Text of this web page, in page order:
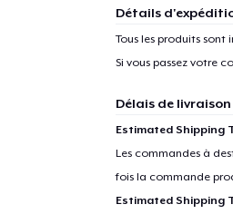
Détails
Tous les produits sont
Si vous passez votre
Délais de
Estimated Shipping
Les commandes à
fois la commande
Estimated Shipping